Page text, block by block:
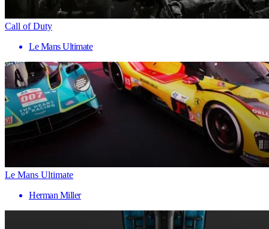
Call of Duty
Le Mans Ultimate
Le Mans Ultimate
Herman Miller